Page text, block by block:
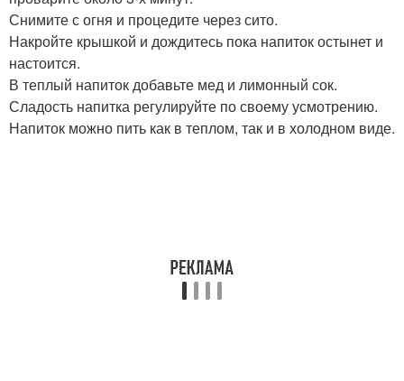
Снимите с огня и процедите через сито.
Накройте крышкой и дождитесь пока напиток остынет и
настоится.
В теплый напиток добавьте мед и лимонный сок.
Сладость напитка регулируйте по своему усмотрению.
Напиток можно пить как в теплом, так и в холодном виде.